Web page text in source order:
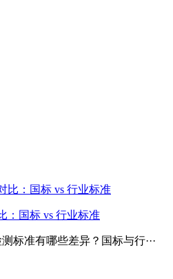
：国标 vs 行业标准
标准有哪些差异？国标与行···